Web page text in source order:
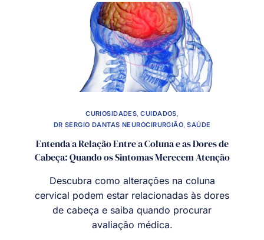
CURIOSIDADES,CUIDADOS,
DR SERGIO DANTAS NEUROCIRURGIÃO,SAÚDE
Entenda a Relação Entre a Coluna e as Dores de
Cabeça: Quando os Sintomas Merecem Atenção
Descubra como alterações na coluna
cervical podem estar relacionadas às dores
de cabeça e saiba quando procurar
avaliação médica.